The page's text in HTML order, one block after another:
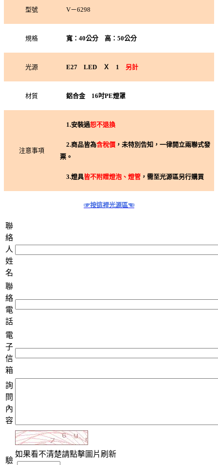
型號 V－6298
規格 寬：40公分 高：50公分
光源 E27 LED Ｘ 1 另計
材質 鋁合金 16吋PE燈罩
注意事項
1.安裝過恕不退換
2.商品皆為含稅價 ，未特別告知，一律開立兩聯式發
票。
3.燈具皆不附贈燈泡、燈管 ，需至光源區另行購買
☞按這裡光源區☜
聯
絡
人
姓
名
聯
絡
電
話
電
子
信
箱
詢
問
內
容
驗
如果看不清楚請點擊圖片刷新